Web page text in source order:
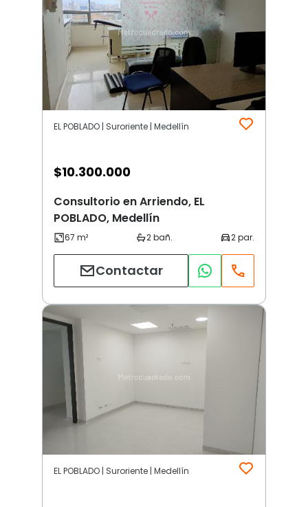
EL POBLADO | Suroriente | Medellín
$10.300.000
Consultorio en Arriendo, EL
POBLADO, Medellín
Contactar
EL POBLADO | Suroriente | Medellín